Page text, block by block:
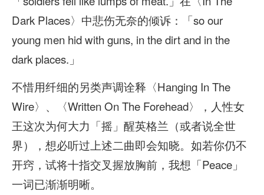
Dark Places〉中悲伤无奈的倾诉：「so our
young men hid with guns, in the dirt and in the
dark places.」
不惜用纤细的另类声调诠释〈Hanging In The
Wire〉、〈Written On The Forehead〉，人性女
王这次为何大力「摇」醒英格兰（或者说全世
界），想必听过上述二曲即会知晓。如若你仍不
开窍，试将十指交叉握放胸前，我想「Peace」
一词已渐渐明晰。